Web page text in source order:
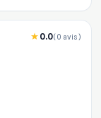
0.0(0 avis)